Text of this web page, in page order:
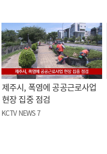
제주시, 폭염에 공공근로사업
현장 집중 점검
KCTV NEWS 7